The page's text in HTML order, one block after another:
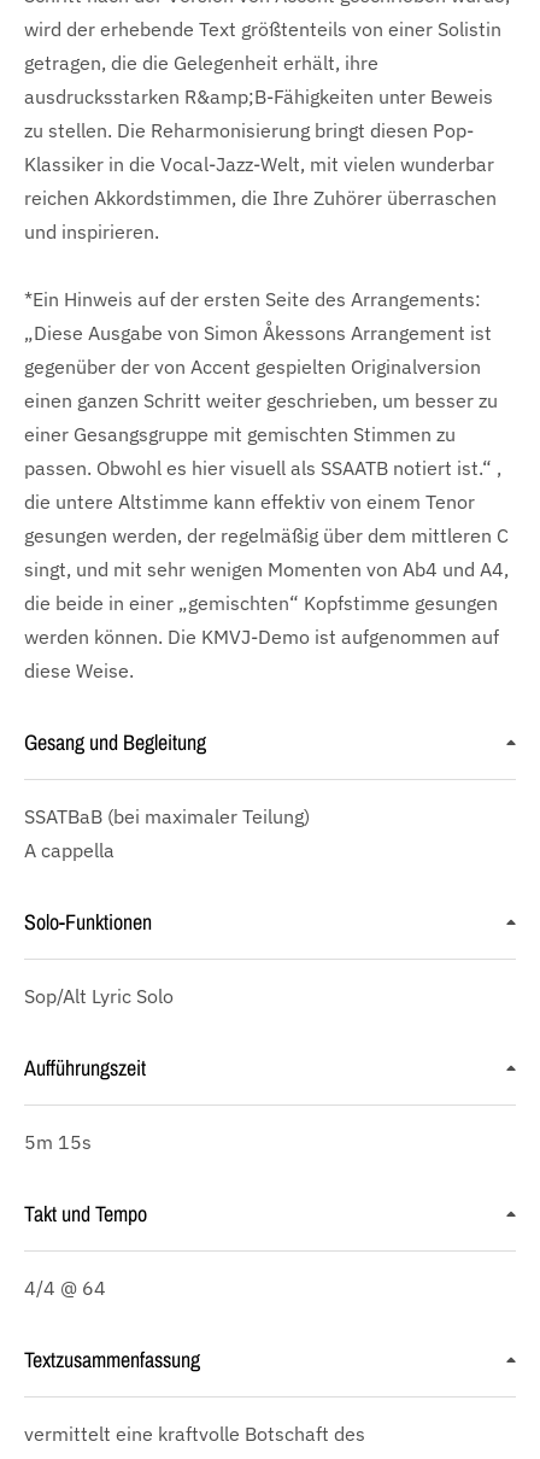
wird der erhebende Text größtenteils von einer Solistin
getragen, die die Gelegenheit erhält, ihre
ausdrucksstarken R&amp;B-Fähigkeiten unter Beweis
zu stellen. Die Reharmonisierung bringt diesen Pop-
Klassiker in die Vocal-Jazz-Welt, mit vielen wunderbar
reichen Akkordstimmen, die Ihre Zuhörer überraschen
und inspirieren.
*Ein Hinweis auf der ersten Seite des Arrangements:
„Diese Ausgabe von Simon Åkessons Arrangement ist
gegenüber der von Accent gespielten Originalversion
einen ganzen Schritt weiter geschrieben, um besser zu
einer Gesangsgruppe mit gemischten Stimmen zu
passen. Obwohl es hier visuell als SSAATB notiert ist.“ ,
die untere Altstimme kann effektiv von einem Tenor
gesungen werden, der regelmäßig über dem mittleren C
singt, und mit sehr wenigen Momenten von Ab4 und A4,
die beide in einer „gemischten“ Kopfstimme gesungen
werden können. Die KMVJ-Demo ist aufgenommen auf
diese Weise.
Gesang und Begleitung
SSATBaB (bei maximaler Teilung)
A cappella
Solo-Funktionen
Sop/Alt Lyric Solo
Aufführungszeit
5m 15s
Takt und Tempo
4/4 @ 64
Textzusammenfassung
vermittelt eine kraftvolle Botschaft des